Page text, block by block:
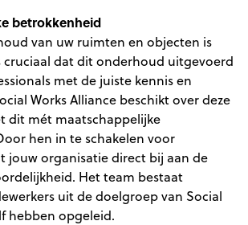
betrokkenheid
van uw ruimten en objecten is
cruciaal dat dit onderhoud uitgevoerd
met de juiste kennis en
Works Alliance beschikt over deze
dit mét maatschappelijke
hen in te schakelen voor
jouw organisatie direct bij aan de
Het team bestaat
uit de doelgroep van Social
hebben opgeleid.